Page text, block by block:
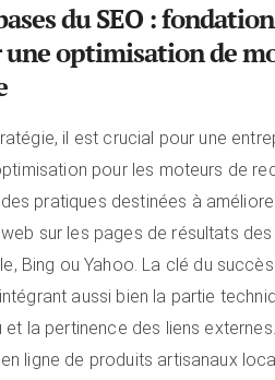
du SEO :
optimisation de
il est crucial pour une
pour les moteurs de
des pratiques destinées à
sur les pages de résultats
Bing ou Yahoo. La clé du
aussi bien la partie
la pertinence des liens
ligne de produits artisanaux